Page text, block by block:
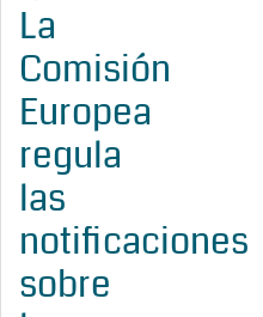
La
Comisión
Europea
regula
las
notificaciones
sobre